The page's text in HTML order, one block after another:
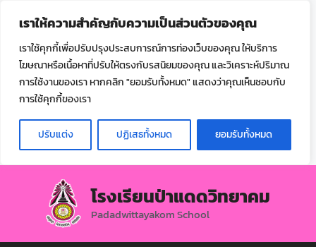
เราให้ความสำคัญกับความเป็นส่วนตัวของคุณ
เราใช้คุกกี้เพื่อปรับปรุงประสบการณ์การท่องเว็บของคุณ ให้บริการ
โฆษณาหรือเนื้อหาที่ปรับให้ตรงกับรสนิยมของคุณ และวิเคราะห์ปริมาณ
การใช้งานของเรา หากคลิก "ยอมรับทั้งหมด" แสดงว่าคุณเห็นชอบกับ
การใช้คุกกี้ของเรา
ปรับแต่ง ปฏิเสธทั้งหมด ยอมรับทั้งหมด
โรงเรียนป่าแดดวิทยาคม
Padadwittayakom School